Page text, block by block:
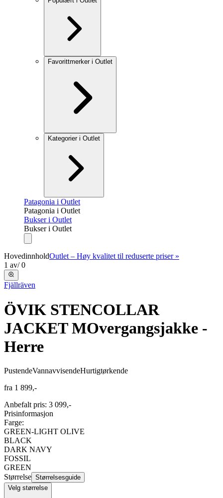
Favorittmerker i Outlet
Kategorier i Outlet
Patagonia i Outlet
Patagonia i Outlet
Bukser i Outlet
Bukser i Outlet
HovedinnholdOutlet – Høy kvalitet til reduserte priser »
1 av/ 0
Fjällräven
ÖVIK STENCOLLAR
JACKET MOvergangsjakke -
Herre
PustendeVannavvisendeHurtigtørkende
fra 1 899,-
Anbefalt pris: 3 099,-
Prisinformasjon
Farge:
GREEN-LIGHT OLIVE
BLACK
DARK NAVY
FOSSIL
GREEN
Størrelse Størrelsesguide
Velg størrelse